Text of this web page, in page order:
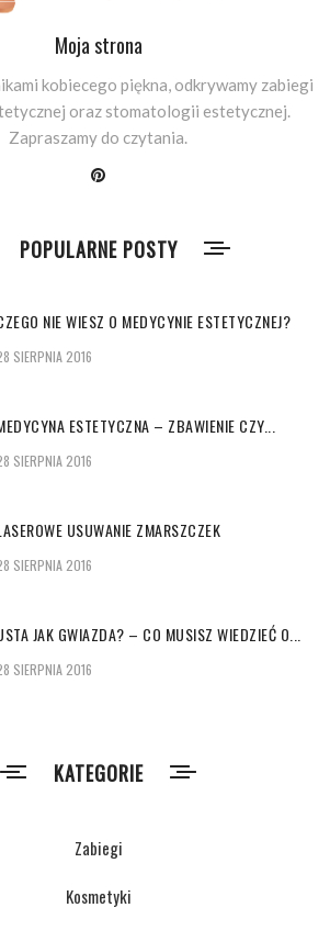
Moja strona
kobiecego piękna, odkrywamy zabiegi
oraz stomatologii estetycznej.
Zapraszamy do czytania.
POPULARNE POSTY
NIE WIESZ O MEDYCYNIE ESTETYCZNEJ?
SIERPNIA 2016
ESTETYCZNA – ZBAWIENIE CZY...
SIERPNIA 2016
USUWANIE ZMARSZCZEK
SIERPNIA 2016
JAK GWIAZDA? – CO MUSISZ WIEDZIEĆ O...
SIERPNIA 2016
KATEGORIE
Zabiegi
Kosmetyki